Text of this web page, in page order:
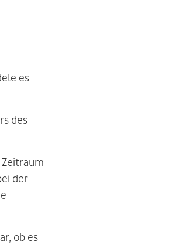
es
des
der
ob es